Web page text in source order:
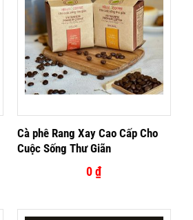
Cà phê Rang Xay Cao Cấp Cho
Cuộc Sống Thư Giãn
0₫